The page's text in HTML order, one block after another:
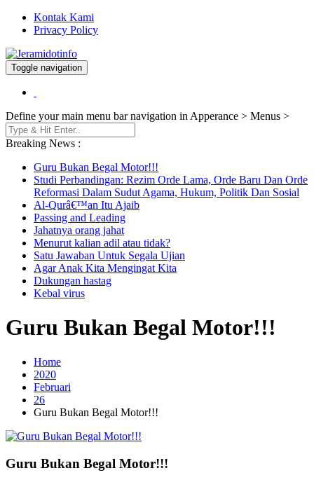
Kontak Kami
Privacy Policy
Jeramidotinfo
Berita dan Informasi Terkini
Toggle navigation
Define your main menu bar navigation in Apperance > Menus >
Breaking News :
Guru Bukan Begal Motor!!!
Studi Perbandingan: Rezim Orde Lama, Orde Baru Dan Orde
Reformasi Dalam Sudut Agama, Hukum, Politik Dan Sosial
Al-Qurâ€™an Itu Ajaib
Passing and Leading
Jahatnya orang jahat
Menurut kalian adil atau tidak?
Satu Jawaban Untuk Segala Ujian
Agar Anak Kita Mengingat Kita
Dukungan hastag
Kebal virus
Guru Bukan Begal Motor!!!
Home
2020
Februari
26
Guru Bukan Begal Motor!!!
Guru Bukan Begal Motor!!!